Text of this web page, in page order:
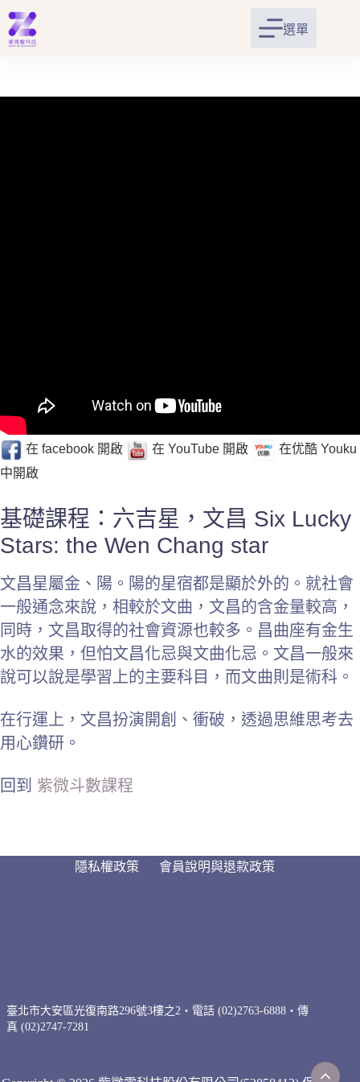
跳
至
主
選單
在 facebook 開啟 在 YouTube 開啟
在优酷 Youku
中開啟
基礎課程：六吉星，文昌 Six Lucky
Stars: the Wen Chang star
文昌星屬金、陽。陽的星宿都是顯於外的。就社會
一般通念來說，相較於文曲，文昌的含金量較高，
同時，文昌取得的社會資源也較多。昌曲座有金生
水的效果，但怕文昌化忌與文曲化忌。文昌一般來
說可以說是學習上的主要科目，而文曲則是術科。
在行運上，文昌扮演開創、衝破，透過思維思考去
用心鑽研。
回到 紫微斗數課程
隱私權政策 會員說明與退款政策
臺北市大安區光復南路296號3樓之2・電話 (02)2763-6888・傳
真 (02)2747-7281